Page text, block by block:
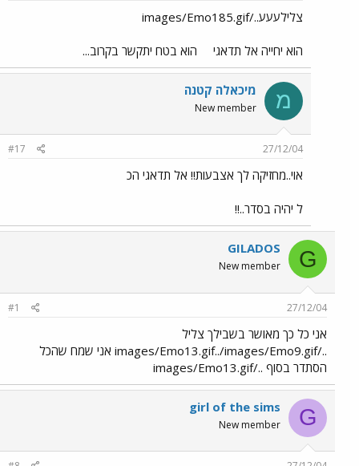
צלילעעע../images/Emo185.gif
הוא יחייה אל תדאגי הוא בטח יתקשר בקרוב...
מ מיכאלה קטנה
New member
27/12/04
#17
אוי..מחזיקה לך אצבעות!! אל תדאגי הכ
ל יהיה בסדר..!!
G
GILADOS
New member
27/12/04
#1
אני כל כך מאושר בשבילך צליל
../images/Emo13.gif../images/Emo9.gif אני שמח שהכל
הסתדר בסוף ../images/Emo13.gif
G
girl of the sims
New member